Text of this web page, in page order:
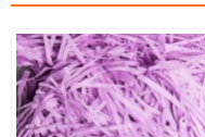
Особые условия
Минимальное количество
Количество в коробке